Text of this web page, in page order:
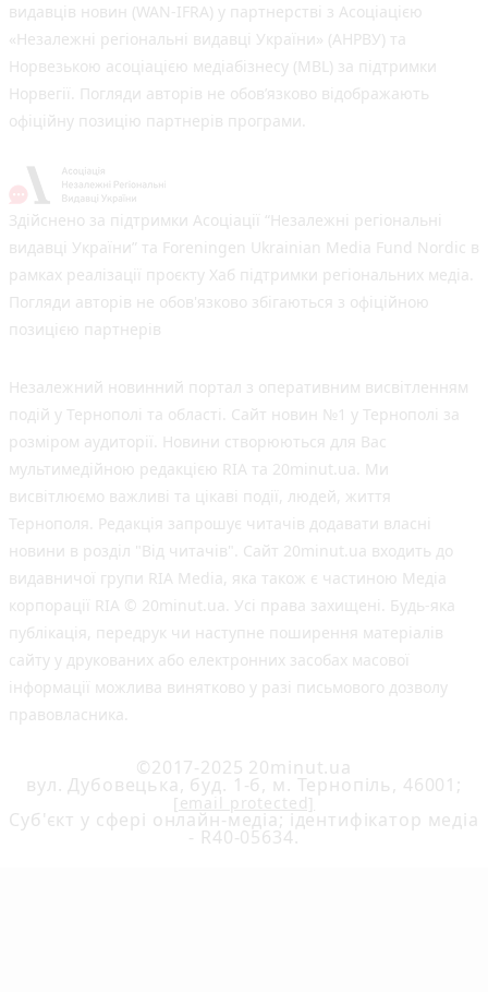
видавців новин (WAN-IFRA) у партнерстві з Асоціацією
«Незалежні регіональні видавці України» (АНРВУ) та
Норвезькою асоціацією медіабізнесу (MBL) за підтримки
Норвегії. Погляди авторів не обов’язково відображають
офіційну позицію партнерів програми.
Здійснено за підтримки Асоціації “Незалежні регіональні
видавці України” та Foreningen Ukrainian Media Fund Nordic в
рамках реалізації проєкту Хаб підтримки регіональних медіа.
Погляди авторів не обов'язково збігаються з офіційною
позицією партнерів
Незалежний новинний портал з оперативним висвітленням
подій у Тернополі та області. Сайт новин №1 у Тернополі за
розміром аудиторії. Новини створюються для Вас
мультимедійною редакцією RIA та 20minut.ua. Ми
висвітлюємо важливі та цікаві події, людей, життя
Тернополя. Редакція запрошує читачів додавати власні
новини в розділ "Від читачів". Сайт 20minut.ua входить до
видавничої групи RIA Media, яка також є частиною Медіа
корпорації RIA © 20minut.ua. Усі права захищені. Будь-яка
публiкацiя, передрук чи наступне поширення матеріалів
сайту у друкованих або електронних засобах масової
інформації можлива винятково у разі письмового дозволу
правовласника.
©2017-2025 20minut.ua
вул. Дубовецька, буд. 1-б, м. Тернопіль, 46001;
[email protected]
Cуб'єкт у сфері онлайн-медіа; ідентифікатор медіа
- R40-05634.